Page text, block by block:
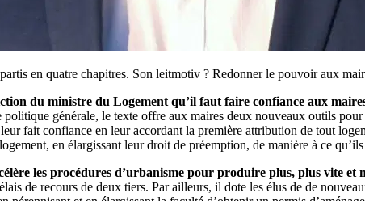
en quatre chapitres. Son leitmotiv ? Redonner le pouvoir aux
du ministre du Logement qu’il faut faire confiance aux
générale, le texte offre aux maires deux nouveaux outils
fait confiance en leur accordant la première attribution de tout
en élargissant leur droit de préemption, de manière à ce
les procédures d’urbanisme pour produire plus, plus vite et
de recours de deux tiers. Par ailleurs, il dote les élus de de